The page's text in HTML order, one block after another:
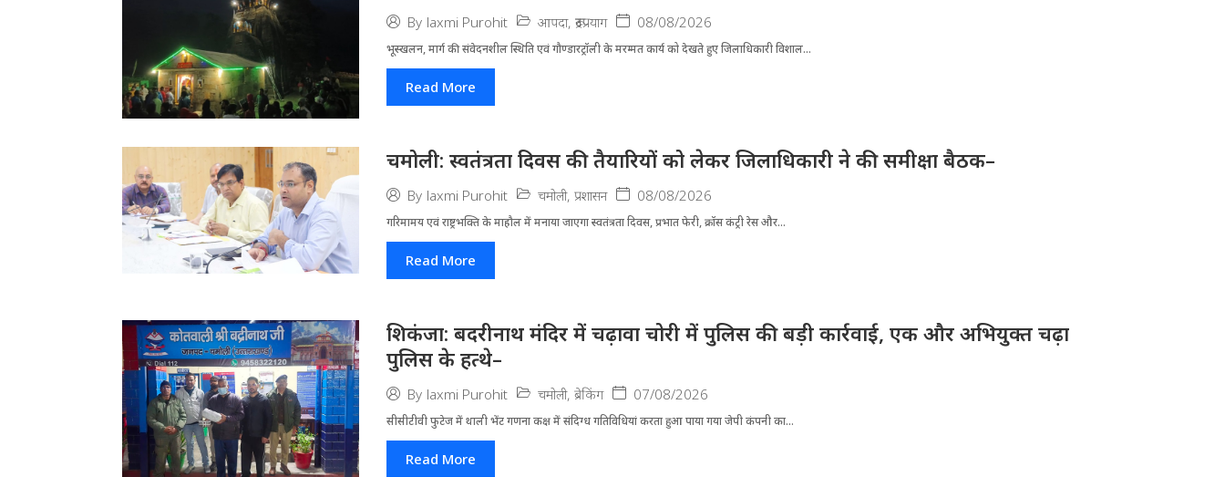
By laxmi Purohit आपदा, रूद्रप्रयाग 08/08/2026
भूस्खलन, मार्ग की संवेदनशील स्थिति एवं गौण्डारट्रॉली के मरम्मत कार्य को देखते हुए जिलाधिकारी विशाल...
Read More
चमोली: स्वतंत्रता दिवस की तैयारियों को लेकर जिलाधिकारी ने की समीक्षा बैठक–
By laxmi Purohit चमोली, प्रशासन 08/08/2026
गरिमामय एवं राष्ट्रभक्ति के माहौल में मनाया जाएगा स्वतंत्रता दिवस, प्रभात फेरी, क्रॉस कंट्री रेस और...
Read More
​शिकंजा: बदरीनाथ मंदिर में चढ़ावा चोरी में पुलिस की बड़ी कार्रवाई, एक और अभियुक्त चढ़ा
पुलिस के हत्थे–
By laxmi Purohit चमोली, ब्रेकिंग 07/08/2026
सीसीटीवी फुटेज में थाली भेंट गणना कक्ष में संदिग्ध गतिविधियां करता हुआ पाया गया जेपी कंपनी का...
Read More